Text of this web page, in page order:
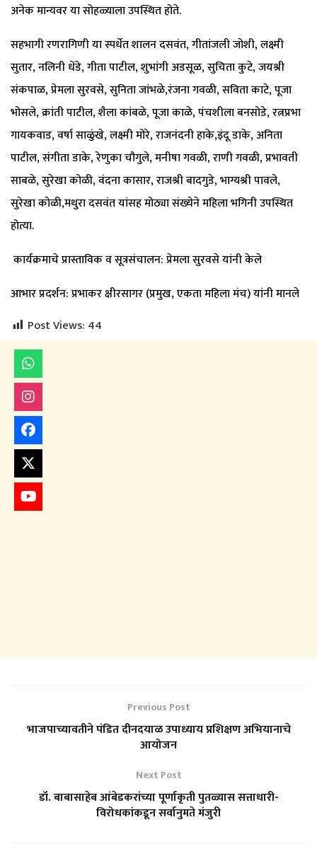
अनेक मान्यवर या सोहळ्याला उपस्थित होते.
सहभागी रणरागिणी या स्पर्धेत शालन दसवंत, गीतांजली जोशी, लक्ष्मी
सुतार, नलिनी धेंडे, गीता पाटील, शुभांगी अडसूळ, सुचिता कुटे, जयश्री
संकपाळ, प्रेमला सुरवसे, सुनिता जांभळे,रंजना गवळी, सविता काटे, पूजा
भोसले, क्रांती पाटील, शैला कांबळे, पूजा काळे, पंचशीला बनसोडे, रत्नप्रभा
गायकवाड, वर्षा साळुंखे, लक्ष्मी मोरे, राजनंदनी हाके,इंदू डाके, अनिता
पाटील, संगीता डाके, रेणुका चौगुले, मनीषा गवळी, राणी गवळी, प्रभावती
साबळे, सुरेखा कोळी, वंदना कासार, राजश्री बादगुडे, भाग्यश्री पावले,
सुरेखा कोळी,मथुरा दसवंत यांसह मोठ्या संख्येने महिला भगिनी उपस्थित
होत्या.
कार्यक्रमाचे प्रास्ताविक व सूत्रसंचालन: प्रेमला सुरवसे यांनी केले
आभार प्रदर्शन: प्रभाकर क्षीरसागर (प्रमुख, एकता महिला मंच) यांनी मानले
Post Views: 44
Previous Post
भाजपाच्यावतीने पंडित दीनदयाळ उपाध्याय प्रशिक्षण अभियानाचे
आयोजन
Next Post
डॉ. बाबासाहेब आंबेडकरांच्या पूर्णाकृती पुतळ्यास सत्ताधारी-
विरोधकांकडून सर्वानुमते मंजुरी